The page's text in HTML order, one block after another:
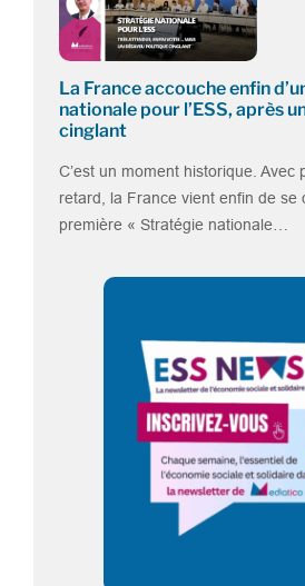
La France accouche enfin
nationale pour l’ESS, après
cinglant
C’est un moment historique. Avec
retard, la France vient enfin de se
première « Stratégie nationale…